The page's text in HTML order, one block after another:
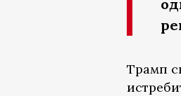
Трамп